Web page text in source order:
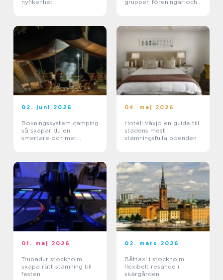
nyfikenhet
grupper, föreningar och
02. juni 2026
Bokningssystem camping
så skapar du en
smartare och mer
04. maj 2026
Hotell växjö en guide till
stadens mest
stämningsfulla boenden
01. maj 2026
Trubadur stockholm
skapa rätt stämning till
festen
02. mars 2026
Båttaxi i stockholm
flexibelt resande i
skärgården